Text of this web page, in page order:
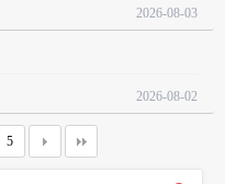
2026-08-03
2026-08-02
5